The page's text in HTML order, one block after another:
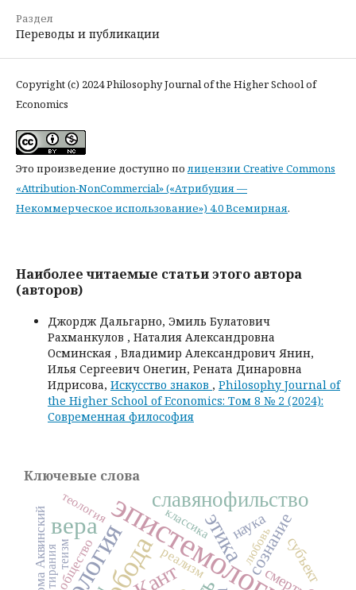
Раздел
Переводы и публикации
Copyright (c) 2024 Philosophy Journal of the Higher School of
Economics
Это произведение доступно полицензии Creative Commons
«Attribution-NonCommercial» («Атрибуция —
Некоммерческое использование») 4.0 Всемирная.
Наиболее читаемые статьи этого автора
(авторов)
Джордж Дальгарно, Эмиль Булатович
Рахманкулов , Наталия Александровна
Осминская , Владимир Александрович Янин,
Илья Сергеевич Онегин, Рената Динаровна
Идрисова, Искусство знаков , Philosophy Journal of
the Higher School of Economics: Том 8 № 2 (2024):
Современная философия
Ключевые слова
эпистемология
вера этика
славянофильство
сознаниесубъект
наука
смерть
Фома Аквинский реализм
общество
тирания любовь
теизм
классика
теология